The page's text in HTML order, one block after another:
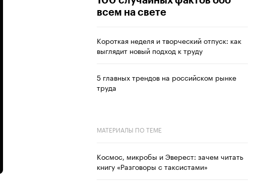
всем на свете
Короткая неделя и творческий отпуск: как
выглядит новый подход к труду
5 главных трендов на российском рынке
труда
МАТЕРИАЛЫ ПО ТЕМЕ
Космос, микробы и Эверест: зачем читать
книгу «Разговоры с таксистами»